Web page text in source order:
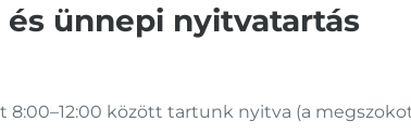
raktárkészlet
ünnepi nyitvatartás
között tartunk nyitva (a